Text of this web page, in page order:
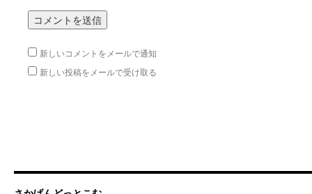
新しいコメントをメールで通知
新しい投稿をメールで受け取る